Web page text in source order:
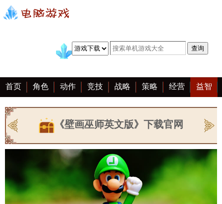
首页 角色 动作 竞技 战略 策略 经营 益智
冒险 棋牌 赛车 手游 恋爱 客户端 大全
《壁画巫师英文版》下载官网